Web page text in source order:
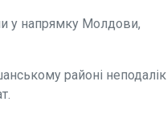
у напрямку Молдови,
районі неподалік